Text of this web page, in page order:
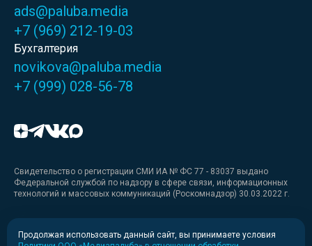
ads@paluba.media
+7 (969) 212-19-03
Бухгалтерия
novikova@paluba.media
+7 (999) 028-56-78
Свидетельство о регистрации СМИ ИА № ФС 77 - 83037 выдано
Федеральной службой по надзору в сфере связи, информационных
технологий и массовых коммуникаций (Роскомнадзор) 30.03.2022 г.
Медиакит
Продолжая использовать данный сайт, вы принимаете условия